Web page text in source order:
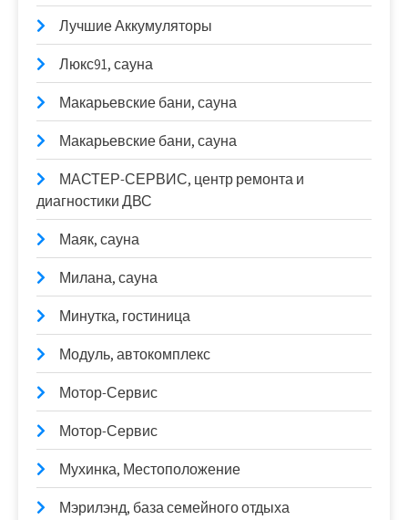
Лучшие Аккумуляторы
Люкс91, сауна
Макарьевские бани, сауна
Макарьевские бани, сауна
МАСТЕР-СЕРВИС, центр ремонта и
диагностики ДВС
Маяк, сауна
Милана, сауна
Минутка, гостиница
Модуль, автокомплекс
Мотор-Сервис
Мотор-Сервис
Мухинка, Местоположение
Мэрилэнд, база семейного отдыха